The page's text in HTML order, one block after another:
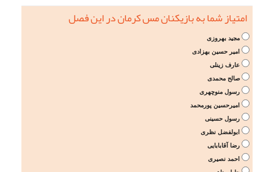
امتیاز شما به بازیکنان مس کرمان در این فصل
مجید بهروزی
امیر حسین بهزادی
عارف زینلی
صالح محمدی
رسول منوچهری
امیرحسین پورمحمد
رسول حسینی
ابولفضل نظری
رضا آقابابایی
احمد نصیری